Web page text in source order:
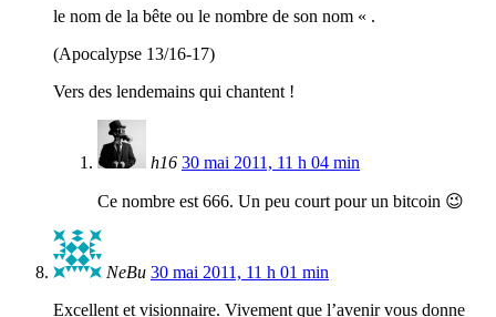
le nom de la bête ou le nombre de son nom « .
(Apocalypse 13/16-17)
Vers des lendemains qui chantent !
h16 30 mai 2011, 11 h 04 min
Ce nombre est 666. Un peu court pour un bitcoin 😉
NeBu 30 mai 2011, 11 h 01 min
Excellent et visionnaire. Vivement que l’avenir vous donne